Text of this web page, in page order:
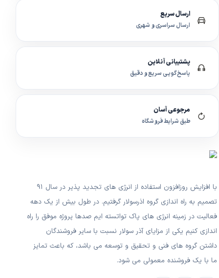
ارسال سریع
ارسال سراسری و شهری
پشتیبانی آنلاین
پاسخ‌گویی سریع و دقیق
مرجوعی آسان
طبق شرایط فروشگاه
با افزایش روزافزون استفاده از انرژی های تجدید پذیر در سال ۹۱
تصمیم به راه اندازی گروه اذرسولار گرفتیم. در طول بیش از یک دهه
فعالیت در زمینه انرژی های پاک تواتسته ایم صدها پروژه موفق را راه
اندازی کنیم یکی از مزایای آذر سولار نسبت با سایر فروشندگان
داشتن گروه های فنی و تحقیق و توسعه می باشد، که باعث تمایز
ما با یک فروشنده معمولی می شود.